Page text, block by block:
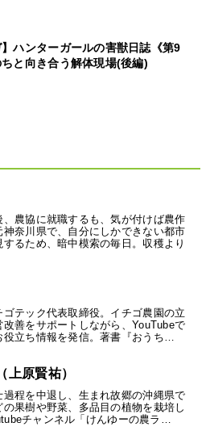
】ハンターガールの害獣日誌《第9
と向き合う解体現場(後編)
、農協に就職するも、気が付けば農作
神奈川県で、自分にしかできない都市
るため、暗中模索の毎日。収穫より
ゴテック代表取締役。イチゴ農園の立
改善をサポートしながら、YouTubeで
役立ち情報を発信。著書『おうち…
上原賢祐）
過程を中退し、生まれ故郷の沖縄県で
の果樹や野菜、多品目の植物を栽培し
チャンネル「けんゆーの農ラ…